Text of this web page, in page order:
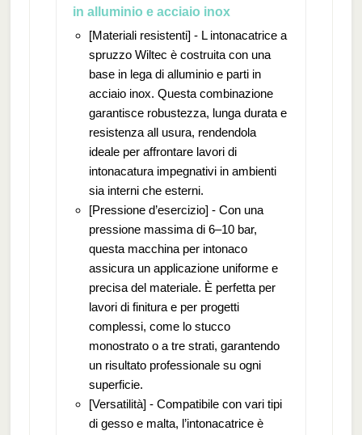
in alluminio e acciaio inox
[Materiali resistenti] - L intonacatrice a
spruzzo Wiltec è costruita con una
base in lega di alluminio e parti in
acciaio inox. Questa combinazione
garantisce robustezza, lunga durata e
resistenza all usura, rendendola
ideale per affrontare lavori di
intonacatura impegnativi in ambienti
sia interni che esterni.
[Pressione d’esercizio] - Con una
pressione massima di 6–10 bar,
questa macchina per intonaco
assicura un applicazione uniforme e
precisa del materiale. È perfetta per
lavori di finitura e per progetti
complessi, come lo stucco
monostrato o a tre strati, garantendo
un risultato professionale su ogni
superficie.
[Versatilità] - Compatibile con vari tipi
di gesso e malta, l’intonacatrice è